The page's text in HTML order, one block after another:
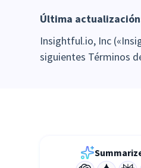
Última
Insightful.io, Inc
siguientes Términos